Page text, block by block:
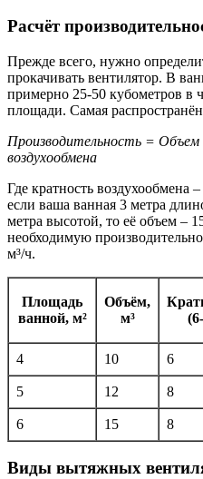
Расчёт
Прежде всего, нужно
прокачивать вентилятор. В
примерно 25-50 кубометров в
площади. Самая
Производительность =
воздухообмена
Где кратность воздухообмена
если ваша ванная 3 метра
метра высотой, то её объем –
необходимую
м³/ч.
Площадь
ванной, м²
Объём,
м³
4 10 6
5 12 8
6 15 8
Виды вытяжных